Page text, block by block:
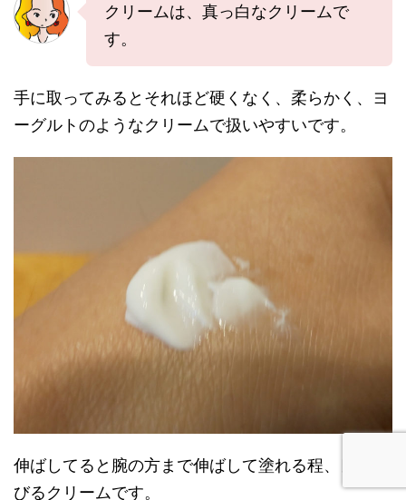
クリームは、真っ白なクリームで
す。
手に取ってみるとそれほど硬くなく、柔らかく、ヨ
ーグルトのようなクリームで扱いやすいです。
伸ばしてると腕の方まで伸ばして塗れる程、良く伸
びるクリームです。